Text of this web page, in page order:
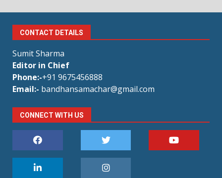
CONTACT DETAILS
Sumit Sharma
Editor in Chief
Phone:-+91 9675456888
Email:- bandhansamachar@gmail.com
CONNECT WITH US